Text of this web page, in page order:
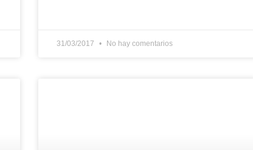
31/03/2017 No hay comentarios